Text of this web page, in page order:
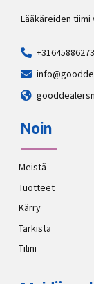
Lääkäreiden tiimi
+31645886273
Noin
Meistä
Tuotteet
Kärry
Tarkista
Tilini